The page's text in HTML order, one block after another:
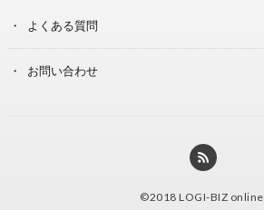
よくある質問
お問い合わせ
©2018 LOGI-BIZ online